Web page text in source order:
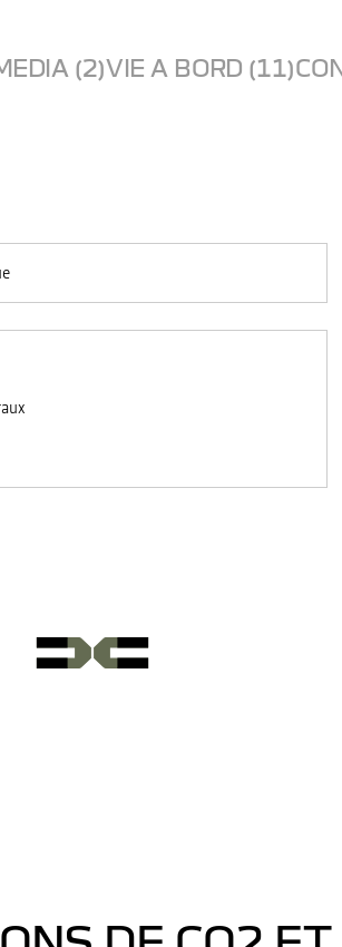
(2)VIE A BORD (11)